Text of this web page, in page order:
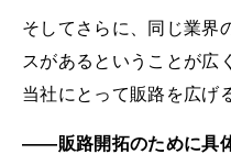
そしてさらに、同じ業界
スがあるということが広
当社にとって販路を広げ
――販路開拓のために具